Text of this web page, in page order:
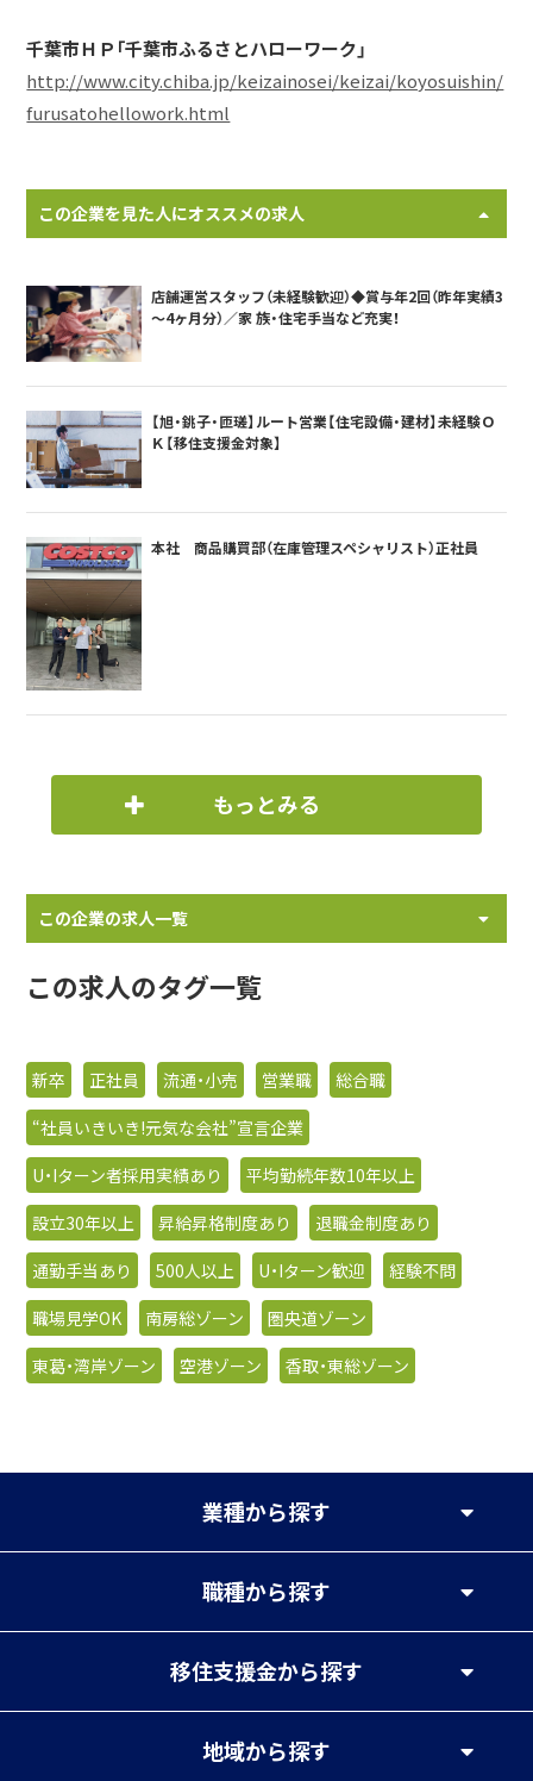
千葉市ＨＰ「千葉市ふるさとハローワーク」
http://www.city.chiba.jp/keizainosei/keizai/koyosuishin/
furusatohellowork.html
この企業を見た人にオススメの求人
店舗運営スタッフ（未経験歓迎）◆賞与年2回（昨年実績3
～4ヶ月分）／家 族・住宅手当など充実！
【旭・銚子・匝瑳】ルート営業【住宅設備・建材】未経験Ｏ
Ｋ【移住支援金対象】
本社 商品購買部（在庫管理スペシャリスト）正社員
もっとみる
この企業の求人一覧
この求人のタグ一覧
新卒 正社員 流通・小売 営業職
総合職
“社員いきいき!元気な会社”宣言企業
U・Iターン者採用実績あり
平均勤続年数10年以上
設立30年以上
昇給昇格制度あり
退職金制度あり
通勤手当あり
500人以上 U・Iターン歓迎
経験不問
職場見学OK
南房総ゾーン
圏央道ゾーン
東葛・湾岸ゾーン
空港ゾーン 香取・東総ゾーン
業種から探す
職種から探す
移住支援金から探す
地域から探す